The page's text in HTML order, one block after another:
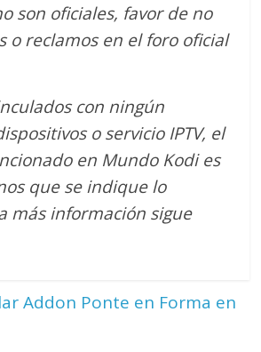
son oficiales, favor de no
o reclamos en el foro oficial
con ningún
o servicio IPTV, el
en Mundo Kodi es
que se indique lo
más información sigue
Addon Ponte en Forma en